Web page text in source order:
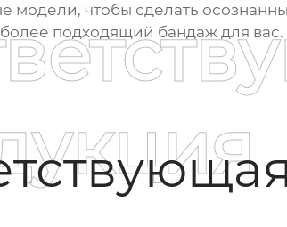
модели, чтобы сделать
подходящий бандаждля вас.